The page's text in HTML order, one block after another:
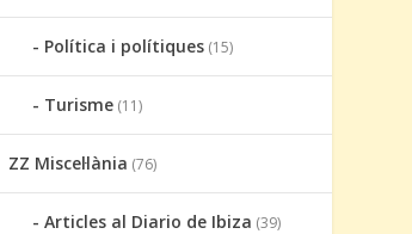
Política i polítiques (15)
Turisme (11)
ZZ Miscel·lània (76)
Articles al Diario de Ibiza (39)